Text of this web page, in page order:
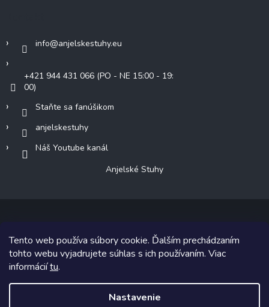
Tento web používa súbory cookie. Ďalším prechádzaním
tohto webu vyjadrujete súhlas s ich používaním. Viac
informáciítu.
Nastavenie
info@anjelskestuhy.eu
+421 944 431 066 (PO - NE 15:00 - 19:
00)
Staňte sa fanúšikom
anjelskestuhy
Náš Youtube kanál
Anjelské Stuhy
Copyright 2026Anjelské Stuhy. Všetky práva vyhradené.
Grafický návrh vytvoril a na Shoptet implementoval
Shoptetak.cz.